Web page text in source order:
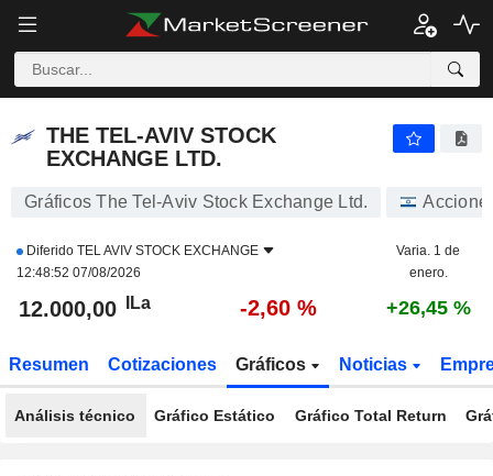
THE TEL-AVIV STOCK
EXCHANGE LTD.
Gráficos The Tel-Aviv Stock Exchange Ltd.
Diferido TEL AVIV STOCK EXCHANGE
12:48:52 07/08/2026
Varia. 1 de
enero.
12.000,00 ILa -2,60 % +26,45 %
Resumen Cotizaciones Gráficos Noticias
Análisis técnico Gráfico Estático Gráfico Total Return